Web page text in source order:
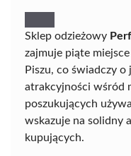
Sklep odzieżowy
zajmuje piąte
Piszu, co świadczy
atrakcyjności wśród
poszukujących
wskazuje na solidny
kupujących.